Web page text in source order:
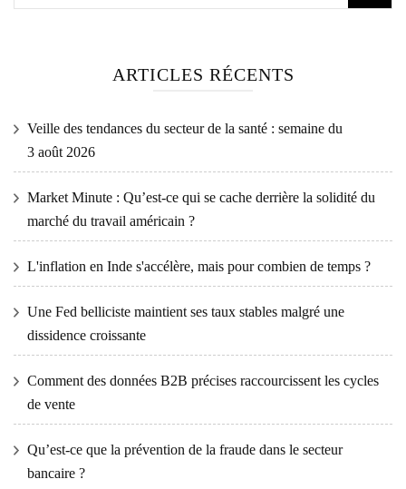
ARTICLES RÉCENTS
Veille des tendances du secteur de la santé : semaine du
3 août 2026
Market Minute : Qu’est-ce qui se cache derrière la solidité du
marché du travail américain ?
L'inflation en Inde s'accélère, mais pour combien de temps ?
Une Fed belliciste maintient ses taux stables malgré une
dissidence croissante
Comment des données B2B précises raccourcissent les cycles
de vente
Qu’est-ce que la prévention de la fraude dans le secteur
bancaire ?